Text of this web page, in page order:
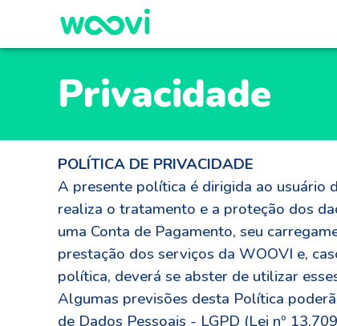
Privacidade
POLÍTICA DE PRIVACIDADE
A presente política é dirigida ao usuário
realiza o tratamento e a proteção dos
uma Conta de Pagamento, seu
prestação dos serviços da WOOVI e,
política, deverá se abster de utilizar
Algumas previsões desta Política
de Dados Pessoais - LGPD (Lei nº